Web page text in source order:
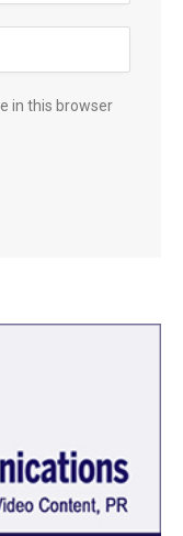
in this browser